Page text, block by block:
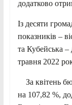
додатково
Із десяти
показників –
та Кубейська
травня 2022
За квітень
на 107,82 %,